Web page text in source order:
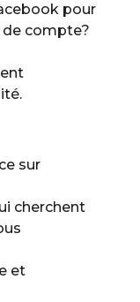
pour
de compte?
sur
cherchent
et